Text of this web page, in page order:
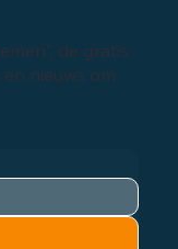
de gratis
nieuws om